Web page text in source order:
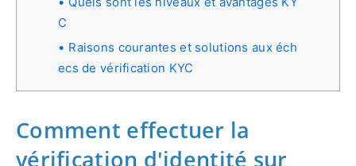
C
Raisons courantes et solutions aux éch
ecs de vérification KYC
Comment effectuer la
vérification d'identité sur